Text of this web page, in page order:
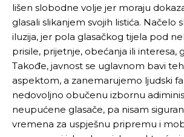
lišen slobodne volje jer moraju
glasali slikanjem svojih listića. Načelo
iluzija, jer pola glasačkog tijela pod
prisile, prijetnje, obećanja ili interesa,
Takođe, javnost se uglavnom bavi
aspektom, a zanemarujemo ljudski
nedovoljno obučenu izbornu
neupućene glasače, pa nisam
vremena za uspješnu pripremu i